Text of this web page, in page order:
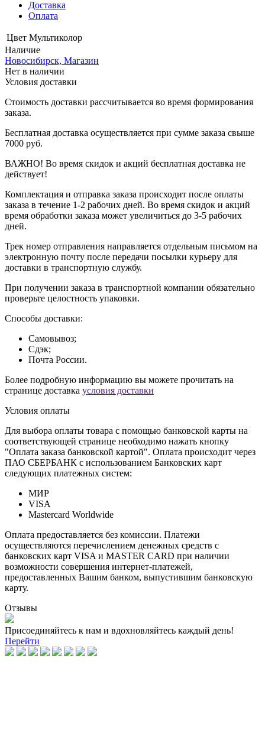
Доставка
Оплата
Цвет Мультиколор
Наличие
Новосибирск, Магазин
Нет в наличии
Условия доставки
Стоимость доставки рассчитывается во время формирования
заказа.
Бесплатная доставка осуществляется при сумме заказа свыше
7000 руб.
ВАЖНО! Во время скидок и акций бесплатная доставка не
действует!
Комплектация и отправка заказа происходит после оплаты
заказа в течение 1-2 рабочих дней. Во время скидок и акций
время обработки заказа может увеличиться до 3-5 рабочих
дней.
Трек номер отправления направляется отдельным письмом на
электронную почту после передачи посылки курьеру для
доставки в транспортную службу.
При получении заказа в транспортной компании обязательно
проверьте целостность упаковки.
Способы доставки:
Самовывоз;
Сдэк;
Почта России.
Более подробную информацию вы можете прочитать на
странице доставка условия доставки
Условия оплаты
Для выбора оплаты товара с помощью банковской карты на
соответствующей странице необходимо нажать кнопку
"Оплата заказа банковской картой". Оплата происходит через
ПАО СБЕРБАНК с использованием Банковских карт
следующих платежных систем:
МИР
VISA
Mastercard Worldwide
Оплата предоставляется без комиссии. Платежи
осуществляются перечислением денежных средств с
банковских карт VISA и MASTER CARD при наличии
возможности совершения интернет-платежей,
предоставленных Вашим банком, выпустившим банковскую
карту.
Отзывы
Присоединяйтесь к нам и вдохновляйтесь каждый день!
Перейти